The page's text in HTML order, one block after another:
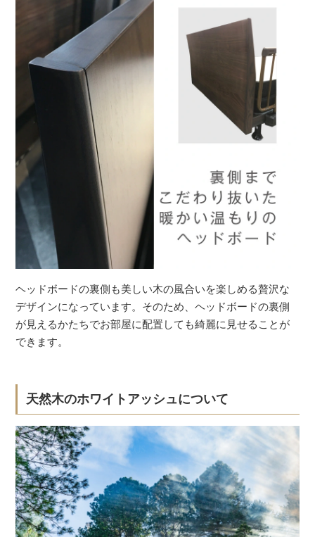
ヘッドボードの裏側も美しい木の風合いを楽しめる贅沢な
デザインになっています。そのため、ヘッドボードの裏側
が見えるかたちでお部屋に配置しても綺麗に見せることが
できます。
天然木のホワイトアッシュについて